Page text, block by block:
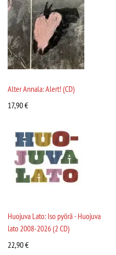
Alter Annala: Alert! (CD)
17,90€
Huojuva Lato: Iso pyörä - Huojuva
lato 2008-2026 (2 CD)
22,90€